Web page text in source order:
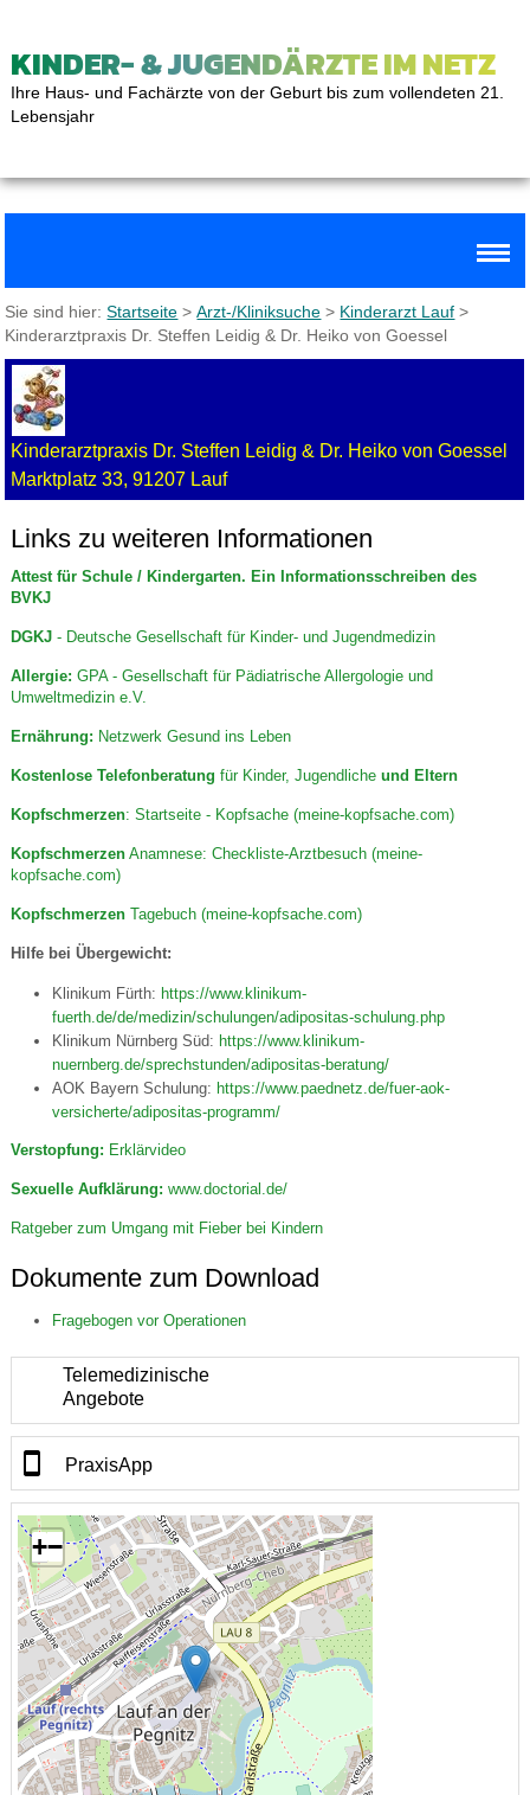
KINDER- & JUGENDÄRZTE IM NETZ
Ihre Haus- und Fachärzte von der Geburt bis zum vollendeten 21.
Lebensjahr
Sie sind hier:Startseite >Arzt-/Kliniksuche > Kinderarzt Lauf >
Kinderarztpraxis Dr. Steffen Leidig & Dr. Heiko von Goessel
Kinderarztpraxis Dr. Steffen Leidig & Dr. Heiko von Goessel
Marktplatz 33, 91207 Lauf
Links zu weiteren Informationen
Attest für Schule / Kindergarten. Ein Informationsschreiben des
BVKJ
DGKJ- Deutsche Gesellschaft für Kinder- und Jugendmedizin
Allergie: GPA - Gesellschaft für Pädiatrische Allergologie und
Umweltmedizin e.V.
Ernährung: Netzwerk Gesund ins Leben
Kostenlose Telefonberatung für Kinder, Jugendliche und Eltern
Kopfschmerzen: Startseite - Kopfsache (meine-kopfsache.com)
KopfschmerzenAnamnese: Checkliste-Arztbesuch (meine-
kopfsache.com)
KopfschmerzenTagebuch (meine-kopfsache.com)
Hilfe bei Übergewicht:
Klinikum Fürth: https://www.klinikum-
fuerth.de/de/medizin/schulungen/adipositas-schulung.php
Klinikum Nürnberg Süd: https://www.klinikum-
nuernberg.de/sprechstunden/adipositas-beratung/
AOK Bayern Schulung: https://www.paednetz.de/fuer-aok-
versicherte/adipositas-programm/
Verstopfung: Erklärvideo
Sexuelle Aufklärung: www.doctorial.de/
Ratgeber zum Umgang mit Fieber bei Kindern
Dokumente zum Download
Fragebogen vor Operationen
Telemedizinische
Angebote
PraxisApp
+−